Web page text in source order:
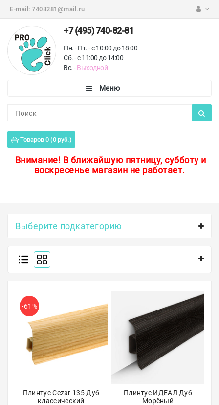
E-mail: 7408281@mail.ru
+7 (495) 740-82-81
Пн. - Пт. - с 10:00 до 18:00
Сб. - с 11:00 до 14:00
Вс. -Выходной
Товаров 0 (0 руб.)
Внимание! В ближайшую пятницу, субботу и
воскресенье магазин не работает.
Пороги для пола
Защитные уголки
Полосы из металла
Плинтуса
Алюминиевые профили
Крепёж и крепления
Садовая мебель
Доставка
Выберите подкатегорию
-61%
Плинтус Cezar 135 Дуб
классический
Плинтус ИДЕАЛ Дуб
Морёный